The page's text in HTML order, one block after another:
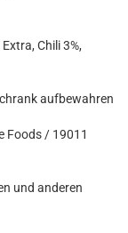
Chili 3%,
aufbewahren
Foods / 19011
und anderen